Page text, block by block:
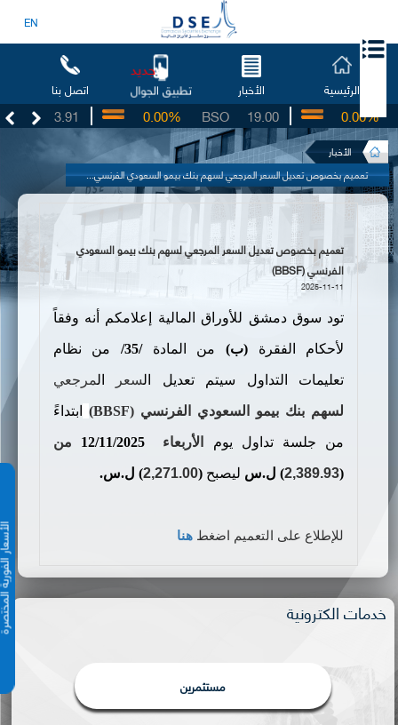
EN
الرئيسية الأخبار تطبيق الجوال
جديد
اتصل بنا
3.91
UG 19.00
BSO
0.00% 0.00%
الأخبار
تعميم بخصوص تعديل السعر المرجعي لسهم بنك بيمو السعودي الفرنسي...
الأسعار
تعميم بخصوص تعديل السعر المرجعي لسهم بنك بيمو السعودي
الفرنسي (BBSF)
2025-11-11
تود سوق دمشق للأوراق المالية إعلامكم أنه وفقاً
لأحكام الفقرة(ب) من المادة/35/ من نظام
تعليمات التداول سيتم تعديل السعر المرجعي
لسهم بنك بيمو السعودي الفرنسي (BBSF
) ابتداءً
من جلسة تداول يوم الأربعاء 12/11/2025 من
(
2,389.93
) ل.س ليصبح (
2,271.00
) ل.س.
للإطلاع على التعميم اضغط هنا
خدمات الكترونية
مستثمرين